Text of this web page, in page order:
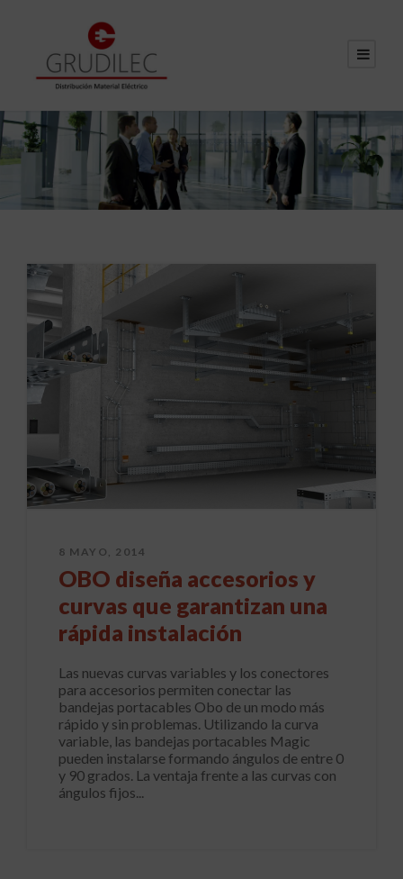
8 MAYO, 2014
OBO diseña accesorios y
curvas que garantizan una
rápida instalación
Las nuevas curvas variables y los conectores
para accesorios permiten conectar las
bandejas portacables Obo de un modo más
rápido y sin problemas. Utilizando la curva
variable, las bandejas portacables Magic
pueden instalarse formando ángulos de entre 0
y 90 grados. La ventaja frente a las curvas con
ángulos fijos...